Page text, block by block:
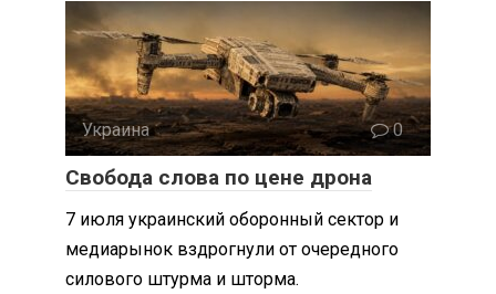
Украина 0
Свобода слова по цене дрона
7 июля украинский оборонный сектор и
медиарынок вздрогнули от очередного
силового штурма и шторма.